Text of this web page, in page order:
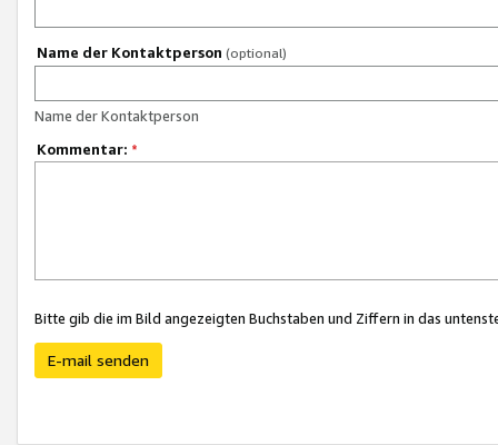
Name der Kontaktperson (optional)
Name der Kontaktperson
Kommentar: *
Bitte gib die im Bild angezeigten Buchstaben und Ziffern in das
E-mail senden